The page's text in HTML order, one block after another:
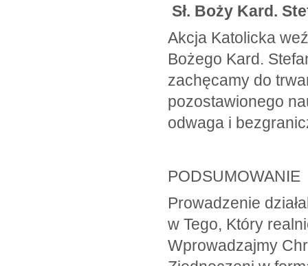
Sł. Boży Kard.
Akcja Katolicka
Bożego Kard.
zachęcamy do
pozostawionego
odwaga i
PODSUMOWANIE
Prowadzenie
w Tego, Który
Wprowadzajmy